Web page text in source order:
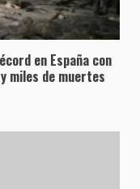
en España con
miles de muertes